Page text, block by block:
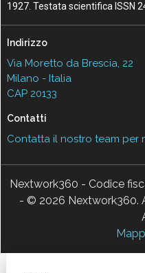
1927. Testata scientifica ISSN
Indirizzo
Via Moretto da Brescia, 22
Milano - Italia
CAP 20133
Contatti
Contatta il nostro team per
Nextwork360 - Codice
- © 2026 Nextwork360.